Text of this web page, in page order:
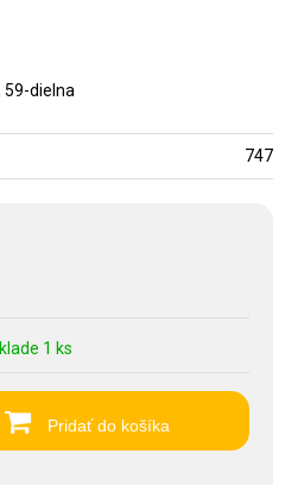
1 ks
Pridať do košíka
59-dielna
747